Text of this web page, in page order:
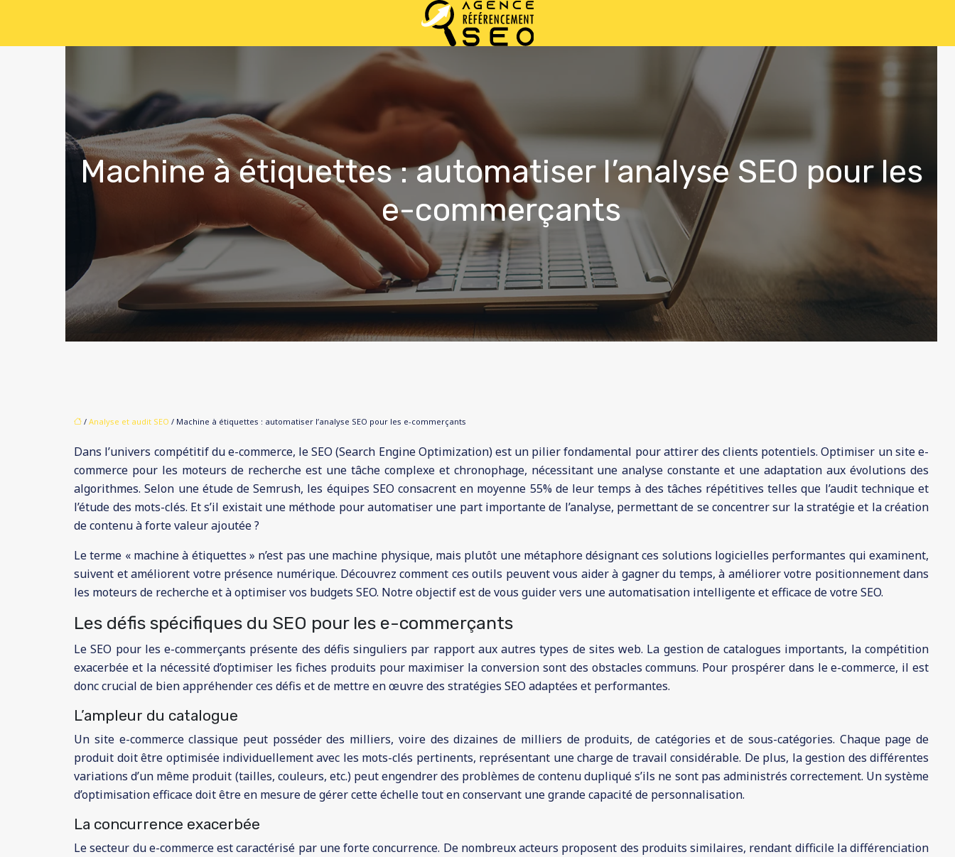
Machine à étiquettes : automatiser l’analyse SEO pour les
e-commerçants
/Analyse et audit SEO / Machine à étiquettes : automatiser l’analyse SEO pour les e-commerçants
Dans l’univers compétitif du e-commerce, le SEO (Search Engine Optimization) est un pilier fondamental pour attirer des clients potentiels. Optimiser un site e-
commerce pour les moteurs de recherche est une tâche complexe et chronophage, nécessitant une analyse constante et une adaptation aux évolutions des
algorithmes. Selon une étude de Semrush, les équipes SEO consacrent en moyenne 55% de leur temps à des tâches répétitives telles que l’audit technique et
l’étude des mots-clés. Et s’il existait une méthode pour automatiser une part importante de l’analyse, permettant de se concentrer sur la stratégie et la création
de contenu à forte valeur ajoutée ?
Le terme « machine à étiquettes » n’est pas une machine physique, mais plutôt une métaphore désignant ces solutions logicielles performantes qui examinent,
suivent et améliorent votre présence numérique. Découvrez comment ces outils peuvent vous aider à gagner du temps, à améliorer votre positionnement dans
les moteurs de recherche et à optimiser vos budgets SEO. Notre objectif est de vous guider vers une automatisation intelligente et efficace de votre SEO.
Les défis spécifiques du SEO pour les e-commerçants
Le SEO pour les e-commerçants présente des défis singuliers par rapport aux autres types de sites web. La gestion de catalogues importants, la compétition
exacerbée et la nécessité d’optimiser les fiches produits pour maximiser la conversion sont des obstacles communs. Pour prospérer dans le e-commerce, il est
donc crucial de bien appréhender ces défis et de mettre en œuvre des stratégies SEO adaptées et performantes.
L’ampleur du catalogue
Un site e-commerce classique peut posséder des milliers, voire des dizaines de milliers de produits, de catégories et de sous-catégories. Chaque page de
produit doit être optimisée individuellement avec les mots-clés pertinents, représentant une charge de travail considérable. De plus, la gestion des différentes
variations d’un même produit (tailles, couleurs, etc.) peut engendrer des problèmes de contenu dupliqué s’ils ne sont pas administrés correctement. Un système
d’optimisation efficace doit être en mesure de gérer cette échelle tout en conservant une grande capacité de personnalisation.
La concurrence exacerbée
Le secteur du e-commerce est caractérisé par une forte concurrence. De nombreux acteurs proposent des produits similaires, rendant difficile la différenciation